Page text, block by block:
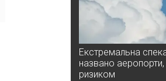
Екстремальна
названо аеропорти,
ризиком